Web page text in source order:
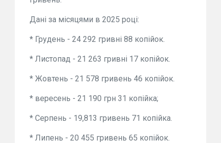
Дані за місяцями в 2025 році:
* Грудень - 24 292 гривні 88 копійок.
* Листопад - 21 263 гривні 17 копійок.
* Жовтень - 21 578 гривень 46 копійок.
* вересень - 21 190 грн 31 копійка;
* Серпень - 19,813 гривень 71 копійка.
* Липень - 20 455 гривень 65 копійок.